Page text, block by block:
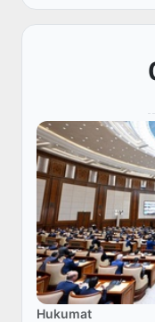
Hukumat